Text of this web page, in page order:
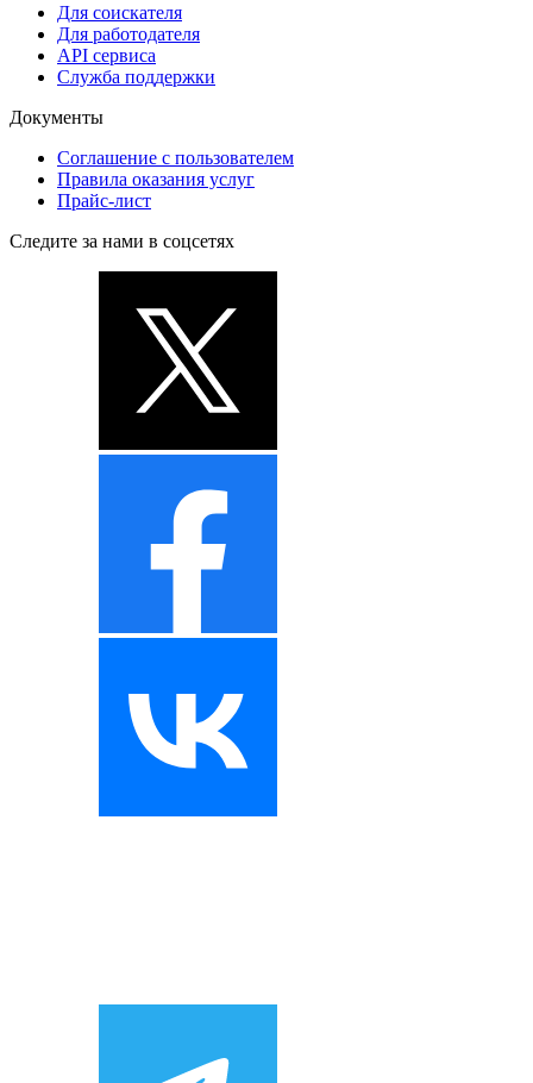
Для соискателя
Для работодателя
API сервиса
Служба поддержки
Документы
Соглашение с пользователем
Правила оказания услуг
Прайс-лист
Следите за нами в соцсетях